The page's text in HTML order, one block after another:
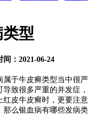
型
：2021-06-24
属于牛皮癣类型当中很严
致很多严重的并发症，
红皮牛皮癣时，更要注意
那么银血病有哪些发病类